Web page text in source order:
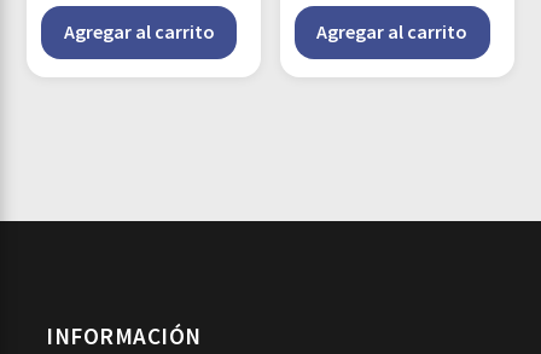
Agregar al carrito Agregar al carrito
INFORMACIÓN